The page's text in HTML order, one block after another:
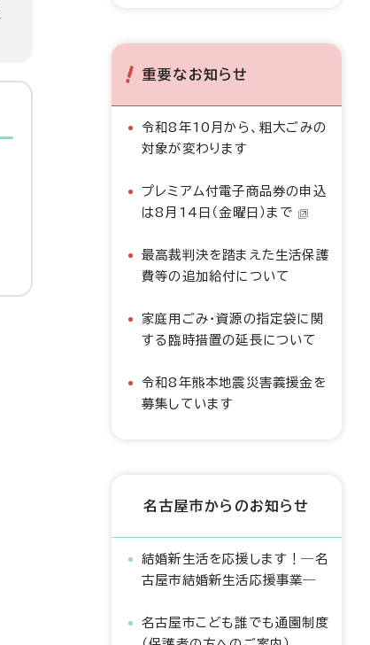
重要なお知らせ
令和8年10月から、粗大ごみの
対象が変わります
プレミアム付電子商品券の申込
は8月14日（金曜日）まで
最高裁判決を踏まえた生活保護
費等の追加給付について
家庭用ごみ・資源の指定袋に関
する臨時措置の延長について
令和8年熊本地震災害義援金を
募集しています
名古屋市からのお知らせ
結婚新生活を応援します！―名
古屋市結婚新生活応援事業―
名古屋市こども誰でも通園制度